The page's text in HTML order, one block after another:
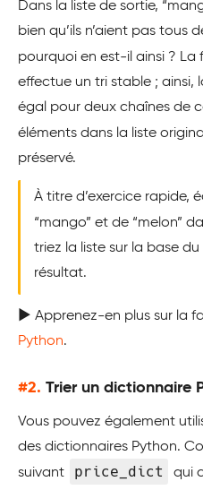
Dans la liste de sortie,
bien qu’ils n’aient pas tous
pourquoi en est-il ainsi ? La
effectue un tri stable ; ainsi,
égal pour deux chaînes de
éléments dans la liste
préservé.
À titre d’exercice rapide,
“mango” et de “melon”
triez la liste sur la base
résultat.
▶️ Apprenez-en plus sur la
Python.
#2. Trier un dictionnaire
Vous pouvez également
des dictionnaires Python.
suivant
price_dict qui